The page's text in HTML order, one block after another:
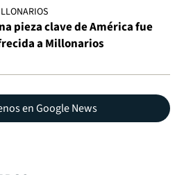
pieza clave de América fue
a Millonarios
en Google News